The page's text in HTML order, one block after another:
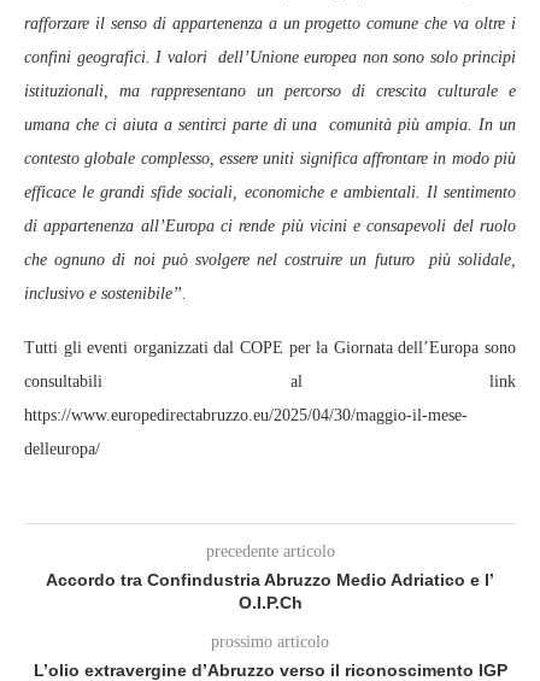
rafforzare il senso di appartenenza a un progetto comune che va oltre i
confini geografici. I valori dell’Unione europea non sono solo principi
istituzionali, ma rappresentano un percorso di crescita culturale e
umana che ci aiuta a sentirci parte di una comunità più ampia. In un
contesto globale complesso, essere uniti significa affrontare in modo più
efficace le grandi sfide sociali, economiche e ambientali. Il sentimento
di appartenenza all’Europa ci rende più vicini e consapevoli del ruolo
che ognuno di noi può svolgere nel costruire un futuro più solidale,
inclusivo e sostenibile”.
Tutti gli eventi organizzati dal COPE per la Giornata dell’Europa sono
consultabili al link
https://www.europedirectabruzzo.eu/2025/04/30/maggio-il-mese-
delleuropa/
precedente articolo
Accordo tra Confindustria Abruzzo Medio Adriatico e l’
O.I.P.Ch
prossimo articolo
L’olio extravergine d’Abruzzo verso il riconoscimento IGP